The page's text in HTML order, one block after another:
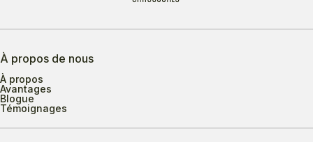
À propos de nous
À propos
Avantages
Blogue
Témoignages